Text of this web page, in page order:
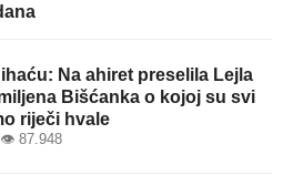
Na ahiret preselila Lejla
Bišćanka o kojoj su svi
riječi hvale
87.948